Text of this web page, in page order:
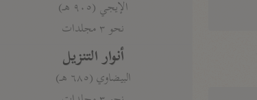
الإيجي (٩٠٥ هـ)
نحو ٣ مجلدات
أنوار التنزيل
البيضاوي (٦٨٥ هـ)